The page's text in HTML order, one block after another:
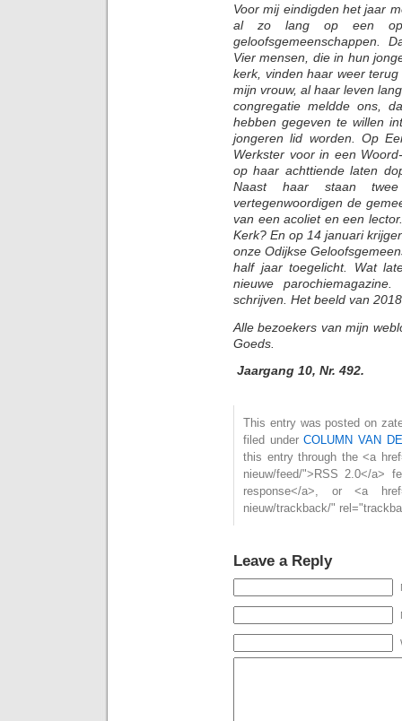
Voor mij eindigden het jaar
al zo lang op een
geloofsgemeenschappen.
Vier mensen, die in hun
kerk, vinden haar weer
mijn vrouw, al haar leven
congregatie meldde ons,
hebben gegeven te willen
jongeren lid worden. Op
Werkster voor in een
op haar achttiende laten
Naast haar staan
vertegenwoordigen de
van een acoliet en een
Kerk? En op 14 januari
onze Odijkse
half jaar toegelicht. Wat
nieuwe
schrijven. Het beeld van
Alle bezoekers van mijn
Goeds.
Jaargang 10, Nr. 492.
This entry was posted on
filed underCOLUMN VAN
this entry through the <a
nieuw/feed/">RSS 2.0</a>
response</a>, or <a
nieuw/trackback/"
Leave a Reply